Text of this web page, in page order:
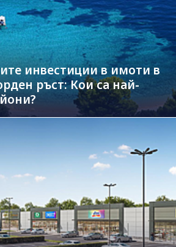
инвестиции в имоти в
ръст: Кои са най-